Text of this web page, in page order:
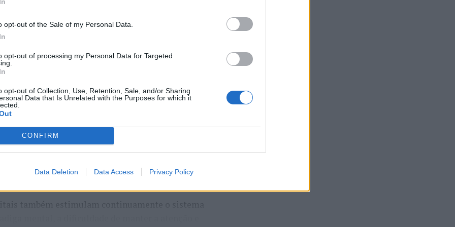
opt-out of the Sale of my Personal Data.
opt-out of processing my Personal Data for Targeted
opt-out of Collection, Use, Retention, Sale, and/or Sharing
Data that Is Unrelated with the Purposes for which it
CONFIRM
Data Deletion Data Access Privacy Policy
de Abreu Agrela Rodrigues, a cultura digital
que favoreceram a evolução humana, como a
redução pode ocorrer antes que qualquer
evoluiu em um ambiente de escassez de
excesso de informações e mudanças
impõe uma carga elevada ao córtex pré-
executivo.
também estimulam continuamente o sistema